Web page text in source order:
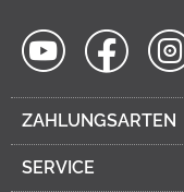
ZAHLUNGSARTEN
SERVICE